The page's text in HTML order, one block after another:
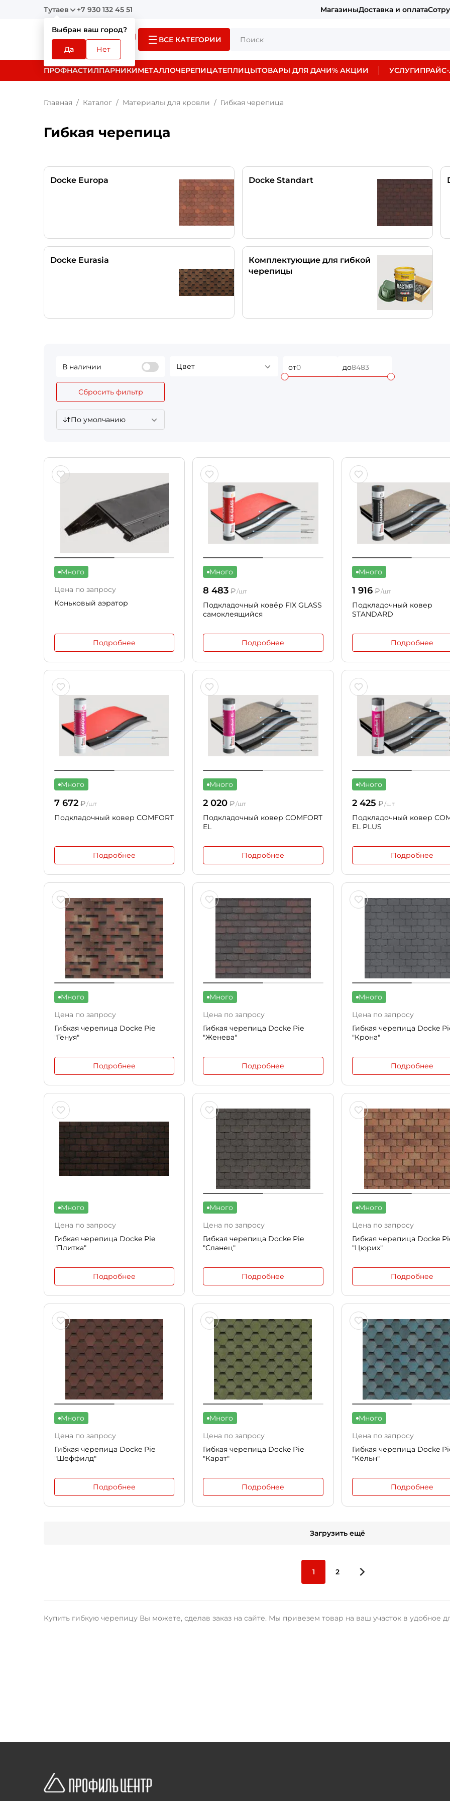
Тутаев
Выбран ваш город?
Да Нет
+7 930 132 45 51 МагазиныДоставка и оплата
ВСЕ КАТЕГОРИИ
ПРОФНАСТИЛПАРНИКИМЕТАЛЛОЧЕРЕПИЦАТЕПЛИЦЫТОВАРЫ ДЛЯ ДАЧИ% АКЦИИ УСЛУГИ
Главная Каталог Материалы для кровли Гибкая черепица
Гибкая черепица
Docke Europa Docke Standart
Docke Eurasia
Комплектующие для гибкой
черепицы
В наличии Цвет от до
Сбросить фильтр
По умолчанию
Много
Цена по запросу
Коньковый аэратор
Подробнее
Много
8 483 ₽/шт
Подкладочный ковёр FIX GLASS
самоклеящийся
Подробнее
Много
1 916₽/шт
Подкладочный ковер
STANDARD
Подробнее
Много
7 672 ₽/шт
Подкладочный ковер СOMFORT
Подробнее
Много
2 020 ₽/шт
Подкладочный ковер СOMFORT
EL
Подробнее
Много
2 425 ₽/шт
Подкладочный ковер
EL PLUS
Подробнее
Много
Цена по запросу
Гибкая черепица Docke Pie
"Генуя"
Подробнее
Много
Цена по запросу
Гибкая черепица Docke Pie
"Женева"
Подробнее
Много
Цена по запросу
Гибкая черепица Docke
"Крона"
Подробнее
Много
Цена по запросу
Гибкая черепица Docke Pie
"Плитка"
Подробнее
Много
Цена по запросу
Гибкая черепица Docke Pie
"Сланец"
Подробнее
Много
Цена по запросу
Гибкая черепица Docke
"Цюрих"
Подробнее
Много
Цена по запросу
Гибкая черепица Docke Pie
"Шеффилд"
Подробнее
Много
Цена по запросу
Гибкая черепица Docke Pie
"Карат"
Подробнее
Много
Цена по запросу
Гибкая черепица Docke
"Кёльн"
Подробнее
Загрузить ещё
1 2
Купить гибкую черепицу Вы можете, сделав заказ на сайте. Мы привезем товар на ваш участок в удобное